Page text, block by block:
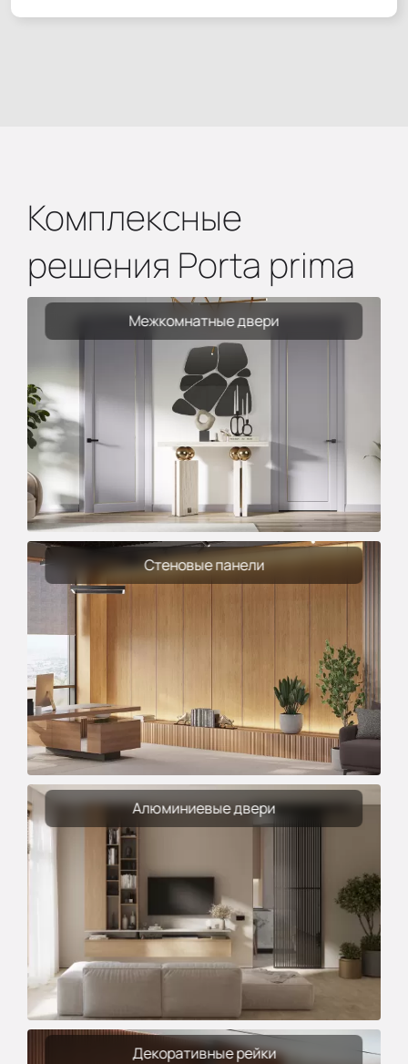
Комплексные
решения Porta prima
Межкомнатные двери
Стеновые панели
Алюминиевые двери
Декоративные рейки